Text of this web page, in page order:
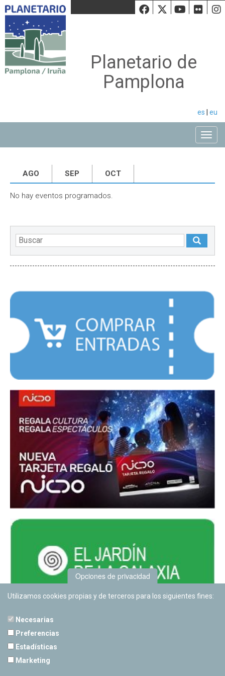
Facebook
Twiiter
Planetario de
Pamplona
es eu
AGO SEP OCT
No hay eventos programados.
Opciones de privacidad
Utilizamos cookies propias y de terceros para los siguientes fines:
Necesarias
Preferencias
Estadísticas
Marketing